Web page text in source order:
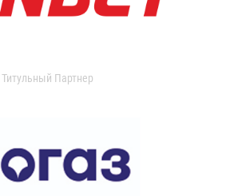
Титульный Партнер